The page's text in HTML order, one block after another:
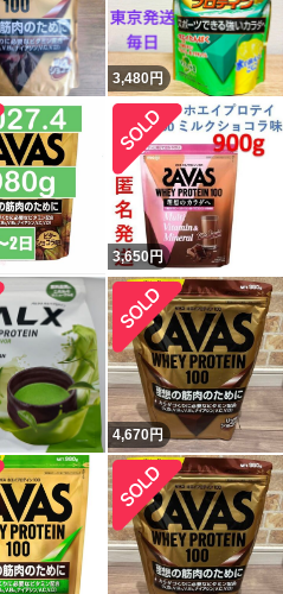
3,480円
3,650円
4,670円